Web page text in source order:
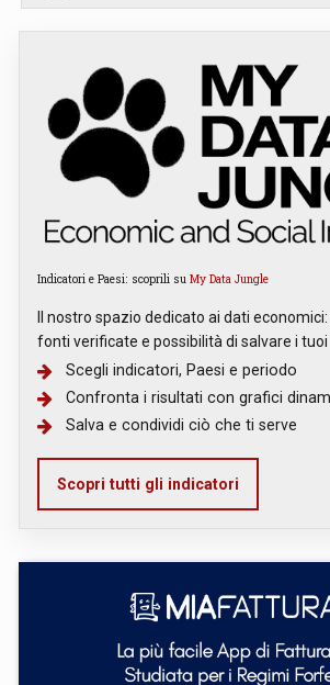
Indicatori e Paesi: scoprili su My Data Jungle
Il nostro spazio dedicato ai dati
fonti verificate e possibilità di salvare i tuoi
Scegli indicatori, Paesi e periodo
Confronta i risultati con grafici
Salva e condividi ciò che ti serve
Scopri tutti gli indicatori